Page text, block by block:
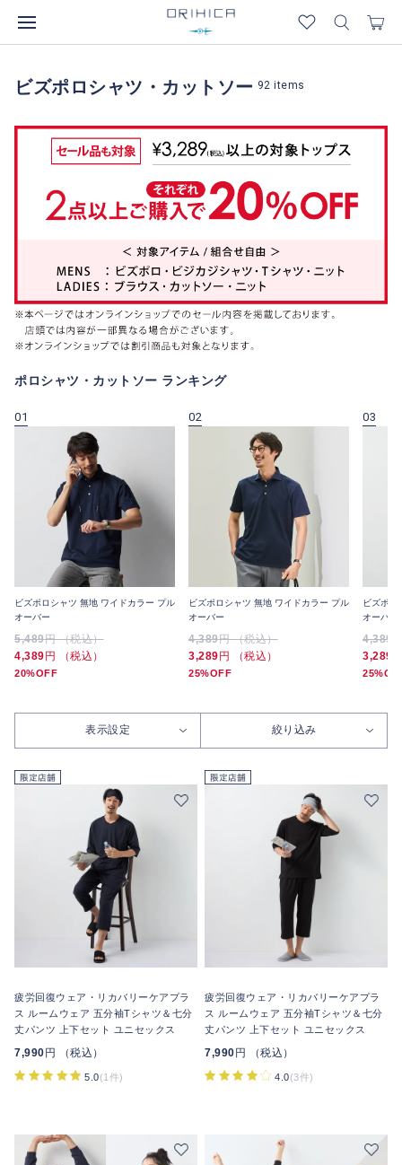
ビズポロシャツ・カットソー 92 items
ポロシャツ・カットソー ランキング
01
ビズポロシャツ 無地 ワイドカラー プル
オーバー
5,489円 （税込）
4,389 円 （税込）
20%OFF
02
ビズポロシャツ 無地 ワイドカラー プル
オーバー
4,389円 （税込）
3,289 円 （税込）
25%OFF
03
ビズポロ
オーバー
4,389
3,289
表示設定 絞り込み
疲労回復ウェア・リカバリーケアプラ
ス ルームウェア 五分袖Tシャツ＆七分
丈パンツ 上下セット ユニセックス
7,990 円 （税込）
5.0(1件)
疲労回復ウェア・リカバリーケアプラ
ス ルームウェア 五分袖Tシャツ＆七分
丈パンツ 上下セット ユニセックス
7,990 円 （税込）
4.0(3件)